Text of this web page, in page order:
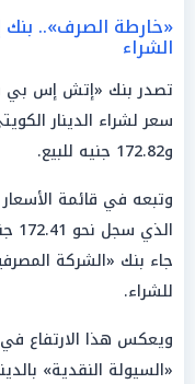
«خارطة الصرف»..
الشراء
تصدر بنك «إتش إس بي
و172.82 جنيه للبيع.
وتبعه في قائمة
للشراء.
ويعكس هذا الارتفاع
«السيولة النقدية»